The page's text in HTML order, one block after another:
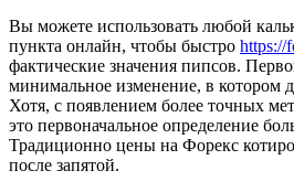
Вы можете использовать любой
пункта онлайн, чтобы быстро https://
фактические значения пипсов.
минимальное изменение, в котором
Хотя, с появлением более точных
это первоначальное определение
Традиционно цены на Форекс
после запятой.